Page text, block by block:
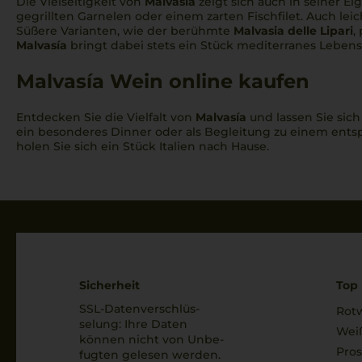
Frappato
Friulano
Gaglioppo
Gewuerztraminer
Greco di Tufo
Grenache
gegrillten Garnelen oder einem zarten Fischfilet. Auch
Süßere Varianten, wie der berühmte Malvasia delle Lipari,
Malvasía bringt dabei stets ein Stück mediterranes
Malvasía Wein online kaufen
Entdecken Sie die Vielfalt von Malvasía und lassen Sie
ein besonderes Dinner oder als Begleitung zu einem
holen Sie sich ein Stück Italien nach Hause.
Sicherheit
SSL-Daten­verschlüs­
selung: Ihre Daten
können nicht von Unbe­
fugten gelesen werden.
Top